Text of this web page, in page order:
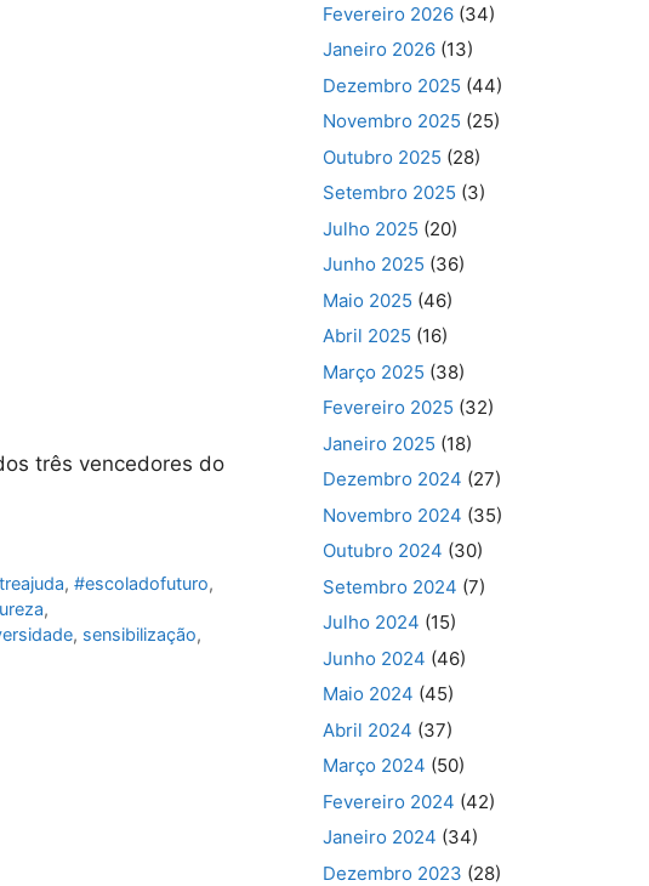
três vencedores do
,#escoladofuturo,
,
, sensibilização,
Fevereiro 2026 (34)
Janeiro 2026 (13)
Dezembro 2025 (44)
Novembro 2025 (25)
Outubro 2025 (28)
Setembro 2025 (3)
Julho 2025 (20)
Junho 2025 (36)
Maio 2025 (46)
Abril 2025 (16)
Março 2025 (38)
Fevereiro 2025 (32)
Janeiro 2025 (18)
Dezembro 2024 (27)
Novembro 2024 (35)
Outubro 2024 (30)
Setembro 2024 (7)
Julho 2024 (15)
Junho 2024 (46)
Maio 2024 (45)
Abril 2024 (37)
Março 2024 (50)
Fevereiro 2024 (42)
Janeiro 2024 (34)
Dezembro 2023 (28)